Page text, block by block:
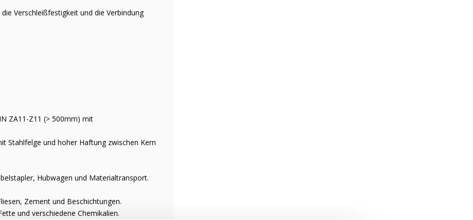
Verschleißfestigkeit und die Verbindung
ZA11-Z11 (> 500mm) mit
Stahlfelge und hoher Haftung zwischen Kern
Hubwagen und Materialtransport.
Zement und Beschichtungen.
und verschiedene Chemikalien.